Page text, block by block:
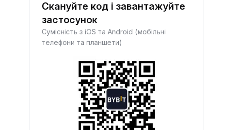
Скануйте код і завантажуйте
застосунок
Сумісність з iOS та Android (мобільні
телефони та планшети)